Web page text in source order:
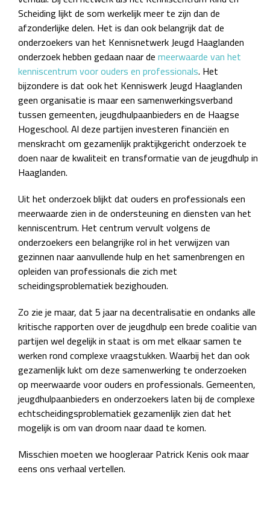
Scheiding lijkt de som werkelijk meer te zijn dan de
afzonderlijke delen. Het is dan ook belangrijk dat de
onderzoekers van het Kennisnetwerk Jeugd Haaglanden
onderzoek hebben gedaan naar demeerwaarde van het
kenniscentrum voor ouders en professionals. Het
bijzondere is dat ook het Kenniswerk Jeugd Haaglanden
geen organisatie is maar een samenwerkingsverband
tussen gemeenten, jeugdhulpaanbieders en de Haagse
Hogeschool. Al deze partijen investeren financiën en
menskracht om gezamenlijk praktijkgericht onderzoek te
doen naar de kwaliteit en transformatie van de jeugdhulp in
Haaglanden.
Uit het onderzoek blijkt dat ouders en professionals een
meerwaarde zien in de ondersteuning en diensten van het
kenniscentrum. Het centrum vervult volgens de
onderzoekers een belangrijke rol in het verwijzen van
gezinnen naar aanvullende hulp en het samenbrengen en
opleiden van professionals die zich met
scheidingsproblematiek bezighouden.
Zo zie je maar, dat 5 jaar na decentralisatie en ondanks alle
kritische rapporten over de jeugdhulp een brede coalitie van
partijen wel degelijk in staat is om met elkaar samen te
werken rond complexe vraagstukken. Waarbij het dan ook
gezamenlijk lukt om deze samenwerking te onderzoeken
op meerwaarde voor ouders en professionals. Gemeenten,
jeugdhulpaanbieders en onderzoekers laten bij de complexe
echtscheidingsproblematiek gezamenlijk zien dat het
mogelijk is om van droom naar daad te komen.
Misschien moeten we hoogleraar Patrick Kenis ook maar
eens ons verhaal vertellen.